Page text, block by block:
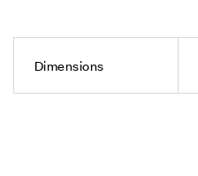
Dimensions